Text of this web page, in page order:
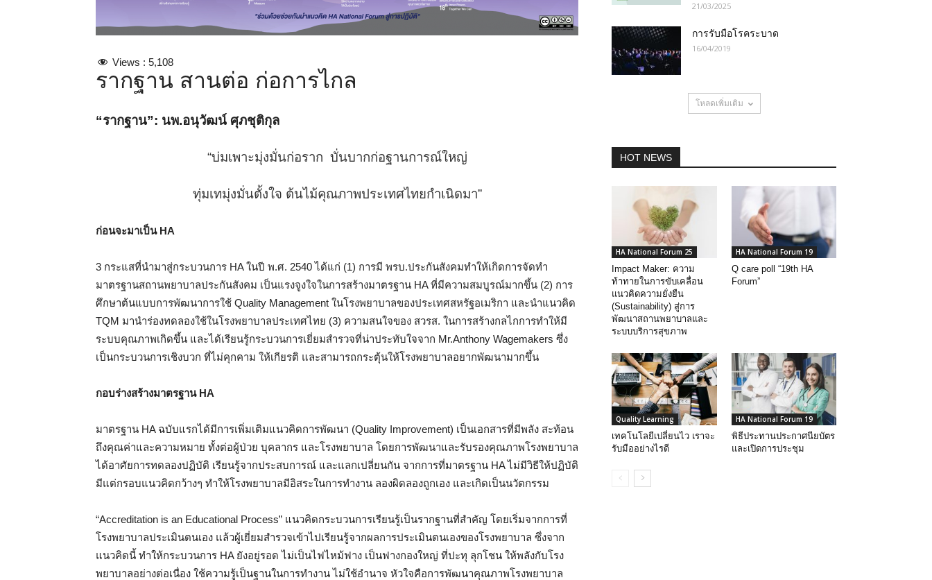
Views : 5,108
รากฐาน สานต่อ ก่อการไกล
“รากฐาน”: นพ.อนุวัฒน์ ศุภชุติกุล
“บ่มเพาะมุ่งมั่นก่อราก บั่นบากก่อฐานการณ์ใหญ่
ทุ่มเทมุ่งมั่นตั้งใจ ต้นไม้คุณภาพประเทศไทยกำเนิดมา”
ก่อนจะมาเป็น HA
3 กระแสที่นำมาสู่กระบวนการ HA ในปี พ.ศ. 2540 ได้แก่ (1) การมี พรบ.ประกันสังคมทำให้เกิดการจัดทำ
มาตรฐานสถานพยาบาลประกันสังคม เป็นแรงจูงใจในการสร้างมาตรฐาน HA ที่มีความสมบูรณ์มากขึ้น (2) การ
ศึกษาต้นแบบการพัฒนาการใช้ Quality Management ในโรงพยาบาลของประเทศสหรัฐอเมริกา และนำแนวคิด
TQM มานำร่องทดลองใช้ในโรงพยาบาลประเทศไทย (3) ความสนใจของ สวรส. ในการสร้างกลไกการทำให้มี
ระบบคุณภาพเกิดขึ้น และได้เรียนรู้กระบวนการเยี่ยมสำรวจที่น่าประทับใจจาก Mr.Anthony Wagemakers ซึ่ง
เป็นกระบวนการเชิงบวก ที่ไม่คุกคาม ให้เกียรติ และสามารถกระตุ้นให้โรงพยาบาลอยากพัฒนามากขึ้น
กอบร่างสร้างมาตรฐานHA
มาตรฐาน HA ฉบับแรกได้มีการเพิ่มเติมแนวคิดการพัฒนา (Quality Improvement) เป็นเอกสารที่มีพลัง สะท้อน
ถึงคุณค่าและความหมาย ทั้งต่อผู้ป่วย บุคลากร และโรงพยาบาล โดยการพัฒนาและรับรองคุณภาพโรงพยาบาล
ได้อาศัยการทดลองปฏิบัติ เรียนรู้จากประสบการณ์ และแลกเปลี่ยนกัน จากการที่มาตรฐาน HA ไม่มีวิธีให้ปฏิบัติ
มีแต่กรอบแนวคิดกว้างๆ ทำให้โรงพยาบาลมีอิสระในการทำงาน ลองผิดลองถูกเอง และเกิดเป็นนวัตกรรม
“Accreditation is an Educational Process” แนวคิดกระบวนการเรียนรู้เป็นรากฐานที่สำคัญ โดยเริ่มจากการที่
โรงพยาบาลประเมินตนเอง แล้วผู้เยี่ยมสำรวจเข้าไปเรียนรู้จากผลการประเมินตนเองของโรงพยาบาล ซึ่งจาก
แนวคิดนี้ ทำให้กระบวนการ HA ยังอยู่รอด ไม่เป็นไฟไหม้ฟาง เป็นฟางกองใหญ่ ที่ปะทุ ลุกโชน ให้พลังกับโรง
พยาบาลอย่างต่อเนื่อง ใช้ความรู้เป็นฐานในการทำงาน ไม่ใช้อำนาจ หัวใจคือการพัฒนาคุณภาพโรงพยาบาล
21/03/2025
การรับมือโรคระบาด
16/04/2019
โหลดเพิ่มเติม
HOT NEWS
HA National Forum 25
Impact Maker: ความ
ท้าทายในการขับเคลื่อน
แนวคิดความยั่งยืน
(Sustainability) สู่การ
พัฒนาสถานพยาบาลและ
ระบบบริการสุขภาพ
HA National Forum 19
Q care poll “19th HA
Forum”
Quality Learning
เทคโนโลยีเปลี่ยนไว เราจะ
รับมืออย่างไรดี
HA National Forum 19
พิธีประทานประกาศนียบัตร
และเปิดการประชุม